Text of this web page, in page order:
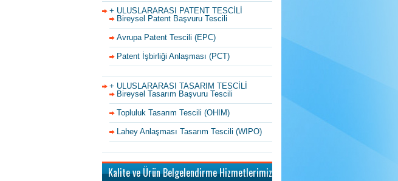
+ ULUSLARARASI PATENT TESCİLİ
Bireysel Patent Başvuru Tescili
Avrupa Patent Tescili (EPC)
Patent İşbirliği Anlaşması (PCT)
+ ULUSLARARASI TASARIM TESCİLİ
Bireysel Tasarım Başvuru Tescili
Topluluk Tasarım Tescili (OHIM)
Lahey Anlaşması Tasarım Tescili (WIPO)
Kalite ve Ürün Belgelendirme Hizmetlerimiz